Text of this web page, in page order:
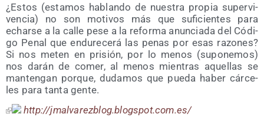
¿Estos (esta­mos hablan­do de nues­tra pro­pia super­vi­
ven­cia) no son moti­vos más que sufi­cien­tes para
echar­se a la calle pese a la refor­ma anun­cia­da del Códi­
go Penal que endu­re­ce­rá las penas por esas razo­nes?
Si nos meten en pri­sión, por lo menos (supo­ne­mos)
nos darán de comer, al menos mien­tras aque­llas se
man­ten­gan por­que, duda­mos que pue­da haber cár­ce­
les para tan­ta gente.
http://​jmal​va​rez​blog​.blogs​pot​.com​.es/